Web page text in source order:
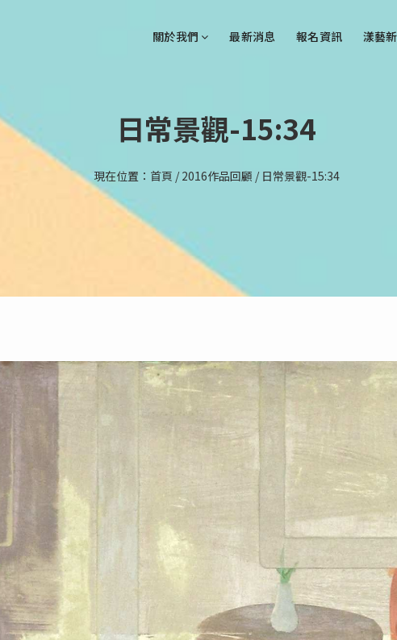
關於我們 最新消息 報名資訊 漾藝
日常景觀-15:34
現在位置： 首頁 / 2016作品回顧 / 日常景觀-15:34